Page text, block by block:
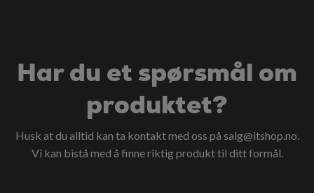
Har du et spørsmål om
produktet?
Husk at du alltid kan ta kontakt med oss på salg@itshop.no.
Vi kan bistå med å finne riktig produkt til ditt formål.